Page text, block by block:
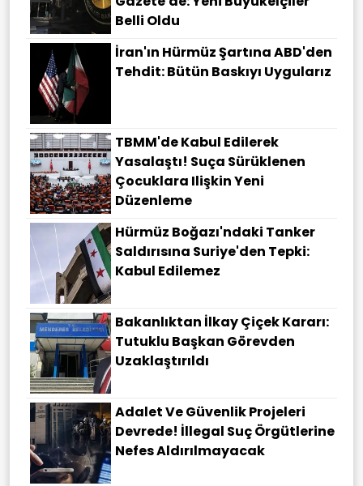
Belli Oldu
İran'ın Hürmüz Şartına ABD'den
Tehdit: Bütün Baskıyı Uygularız
TBMM'de Kabul Edilerek
Yasalaştı! Suça Sürüklenen
Çocuklara Ilişkin Yeni
Düzenleme
Hürmüz Boğazı'ndaki Tanker
Saldırısına Suriye'den Tepki:
Kabul Edilemez
Bakanlıktan İlkay Çiçek Kararı:
Tutuklu Başkan Görevden
Uzaklaştırıldı
Adalet Ve Güvenlik Projeleri
Devrede! İllegal Suç Örgütlerine
Nefes Aldırılmayacak